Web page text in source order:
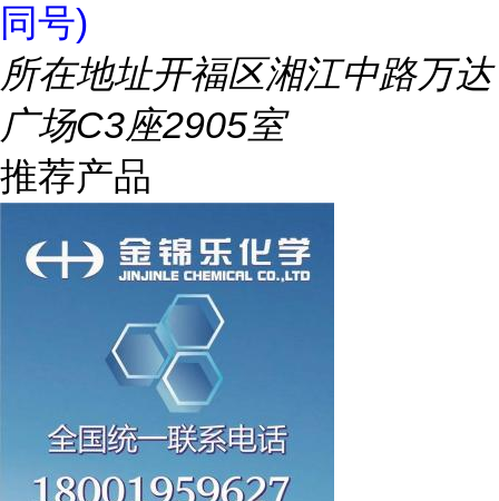
同号)
所在地址开福区湘江中路万达
广场C3座2905室
推荐产品